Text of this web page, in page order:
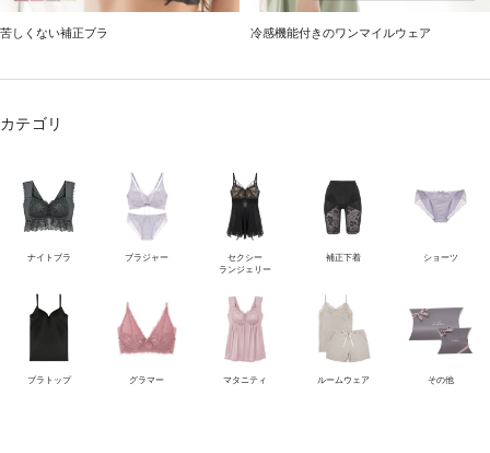
苦しくない補正ブラ 冷感機能付きのワンマイルウェア
カテゴリ
ナイトブラ ブラジャー
セクシー
ランジェリー
補正下着 ショーツ
ブラトップ グラマー マタニティ ルームウェア その他